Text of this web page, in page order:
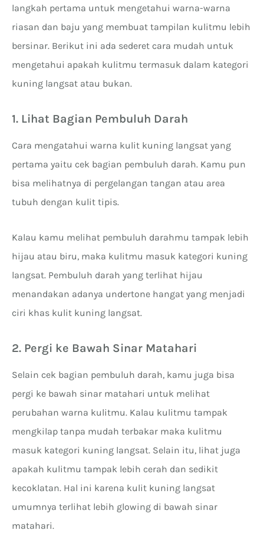
langkah pertama untuk mengetahui warna-warna
riasan dan baju yang membuat tampilan kulitmu lebih
bersinar. Berikut ini ada sederet cara mudah untuk
mengetahui apakah kulitmu termasuk dalam kategori
kuning langsat atau bukan.
1. Lihat Bagian Pembuluh Darah
Cara mengatahui warna kulit kuning langsat yang
pertama yaitu cek bagian pembuluh darah. Kamu pun
bisa melihatnya di pergelangan tangan atau area
tubuh dengan kulit tipis.
Kalau kamu melihat pembuluh darahmu tampak lebih
hijau atau biru, maka kulitmu masuk kategori kuning
langsat. Pembuluh darah yang terlihat hijau
menandakan adanya undertone hangat yang menjadi
ciri khas kulit kuning langsat.
2. Pergi ke Bawah Sinar Matahari
Selain cek bagian pembuluh darah, kamu juga bisa
pergi ke bawah sinar matahari untuk melihat
perubahan warna kulitmu. Kalau kulitmu tampak
mengkilap tanpa mudah terbakar maka kulitmu
masuk kategori kuning langsat. Selain itu, lihat juga
apakah kulitmu tampak lebih cerah dan sedikit
kecoklatan. Hal ini karena kulit kuning langsat
umumnya terlihat lebih glowing di bawah sinar
matahari.